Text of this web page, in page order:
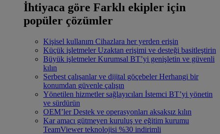
İhtiyaca göre Farklı ekipler için
popüler çözümler
Kişisel kullanım Cihazlara her yerden erişin
Küçük işletmeler Uzaktan erişimi ve desteği basitleştirin
Büyük işletmeler Kurumsal BT’yi genişletin ve güvenli
kılın
Serbest çalışanlar ve dijital göçebeler Herhangi bir
konumdan güvenle çalışın
Yönetilen hizmetler sağlayıcıları İstemci BT’yi yönetin
ve sürdürün
OEM’ler Destek ve operasyonları aksaksız kılın
Kar amacı gütmeyen kuruluş ve eğitim kurumu
TeamViewer teknolojisi %30 indirimli